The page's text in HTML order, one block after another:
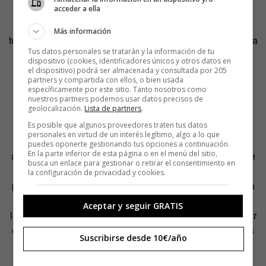
[pullquote]Este vídeo no debe verse como un ataque al
turismo, una fuente de ingresos y empleo fundamental para
el país, sino como una llamada a la comunidad
internacional para que ayude a solventar la
situación[/pullquote]
Si hubiera que poner una fecha al inicio de esta espiral,
claramente sería 2006. «Desde entonces hemos visto un
preocupante aumento en las violaciones, con una
acumulación de actos delictivos que pueden considerarse
crímenes de lesa humanidad pues forman parte de una
política de Estado», arguyen. «La política de combate a la
delincuencia organizada promueve el uso de medios
legítimos, así como ilegítimos o ilegales, omitiendo legislar
en el uso de la fuerza letal así como investigar los abusos
cometidos por militares».
acceder a ella
Más información
Tus datos personales se tratarán y la información de tu
dispositivo (cookies, identificadores únicos y otros datos en
el dispositivo) podrá ser almacenada y consultada por 205
partners y compartida con ellos, o bien usada
específicamente por este sitio. Tanto nosotros como
nuestros partners podemos usar datos precisos de
geolocalización. Lista de partners.
Es posible que algunos proveedores traten tus datos
personales en virtud de un interés legítimo, algo a lo que
puedes oponerte gestionando tus opciones a continuación.
En la parte inferior de esta página o en el menú del sitio,
busca un enlace para gestionar o retirar el consentimiento en
la configuración de privacidad y cookies.
Aceptar y seguir GRATIS
Suscribirse desde 10€/año